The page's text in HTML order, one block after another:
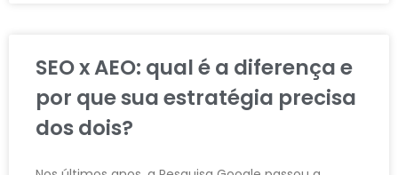
SEO x AEO: qual é a diferença e
por que sua estratégia precisa
dos dois?